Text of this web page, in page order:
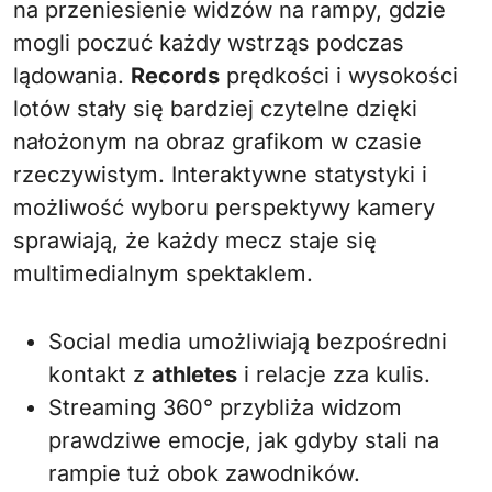
na przeniesienie widzów na rampy, gdzie
mogli poczuć każdy wstrząs podczas
lądowania. Records prędkości i wysokości
lotów stały się bardziej czytelne dzięki
nałożonym na obraz grafikom w czasie
rzeczywistym. Interaktywne statystyki i
możliwość wyboru perspektywy kamery
sprawiają, że każdy mecz staje się
multimedialnym spektaklem.
Social media umożliwiają bezpośredni
kontakt z athletes i relacje zza kulis.
Streaming 360° przybliża widzom
prawdziwe emocje, jak gdyby stali na
rampie tuż obok zawodników.